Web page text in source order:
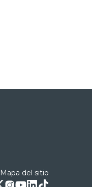
Mapa del sitio